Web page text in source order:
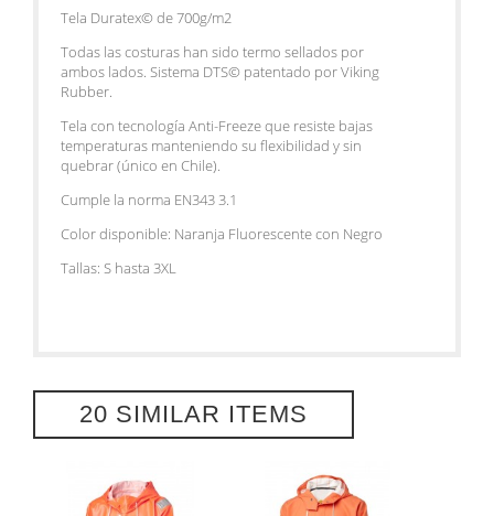
Tela Duratex© de 700g/m2
Todas las costuras han sido termo sellados por
ambos lados. Sistema DTS© patentado porViking
Rubber.
Tela con tecnología Anti-Freeze que resiste bajas
temperaturas manteniendo su flexibilidad y sin
quebrar (único en Chile).
Cumple la norma EN343 3.1
Color disponible: Naranja Fluorescente con Negro
Tallas: S hasta 3XL
20 SIMILAR ITEMS